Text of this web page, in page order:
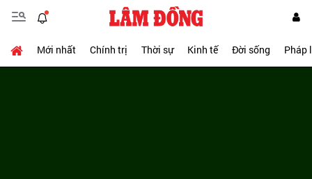
Mới nhất Chính trị Thời sự Kinh tế Đời sống Pháp